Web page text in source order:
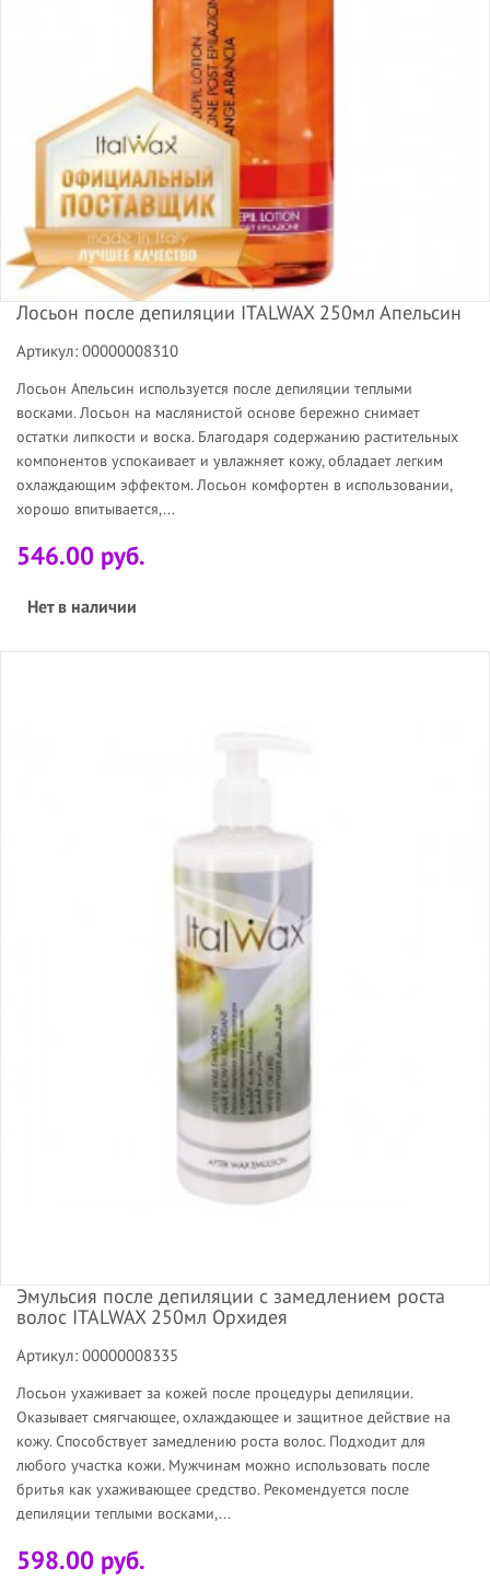
Лосьон после депиляции ITALWAX 250мл Апельсин
Артикул: 00000008310
Лосьон Апельсин используется после депиляции теплыми
восками. Лосьон на маслянистой основе бережно снимает
остатки липкости и воска. Благодаря содержанию растительных
компонентов успокаивает и увлажняет кожу, обладает легким
охлаждающим эффектом. Лосьон комфортен в использовании,
хорошо впитывается,...
546.00 руб.
Нет в наличии
Эмульсия после депиляции с замедлением роста
волос ITALWAX 250мл Орхидея
Артикул: 00000008335
Лосьон ухаживает за кожей после процедуры депиляции.
Оказывает смягчающее, охлаждающее и защитное действие на
кожу. Способствует замедлению роста волос. Подходит для
любого участка кожи. Мужчинам можно использовать после
бритья как ухаживающее средство. Рекомендуется после
депиляции теплыми восками,...
598.00 руб.